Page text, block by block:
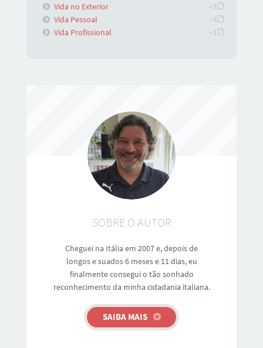
Vida no Exterior » 3
Vida Pessoal » 6
Vida Profissional » 1
SOBRE O AUTOR
Cheguei na Itália em 2007 e, depois de
longos e suados 6 meses e 11 dias, eu
finalmente consegui o tão sonhado
reconhecimento da minha cidadania italiana.
SAIBA MAIS